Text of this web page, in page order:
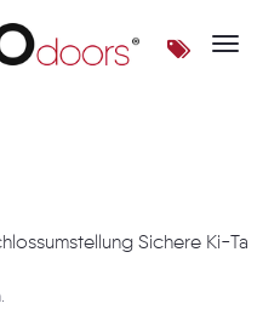
Toggle
Sichere Ki-Ta